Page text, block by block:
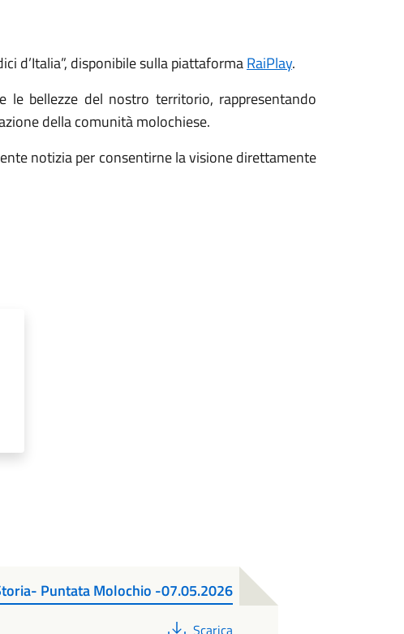
d’Italia”, disponibile sulla piattaformaRaiPlay.
bellezze del nostro territorio, rappresentando
della comunità molochiese.
notizia per consentirne la visione direttamente
Puntata Molochio -07.05.2026
PDF
Scarica